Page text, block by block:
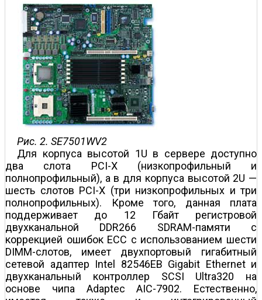
Рис. 2. SE7501WV2
Для корпуса высотой 1U в сервере доступно
два слота PCI-X (низкопрофильный и
полнопрофильный), а в для корпуса высотой 2U —
шесть слотов PCI-X (три низкопрофильных и три
полнопрофильных). Кроме того, данная плата
поддерживает до 12 Гбайт регистровой
двухканальной DDR266 SDRAM-памяти с
коррекцией ошибок ECC с использованием шести
DIMM-слотов, имеет двуxпортовый гигабитный
сетевой адаптер Intel 82546EB Gigabit Ethernet и
двухканальный контроллер SCSI Ultra320 на
основе чипа Adaptec AIC-7902. Естественно,